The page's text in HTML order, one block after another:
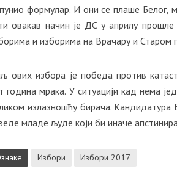
формулар. И они се плаше Белог,
овакав начин је ДС у априлу
и изборима на Врачару и Старом
ових избора је победа против
година мрака. У ситуацији кад нема
излазношћу бирача.
младе људе који би иначе
Избори Избори 2017